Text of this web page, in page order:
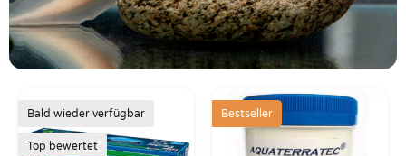
Bald wieder verfügbar
Top bewertet
Bestseller